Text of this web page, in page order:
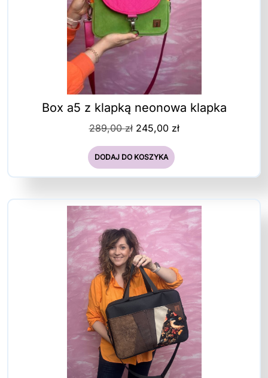
Box a5 z klapką neonowa klapka
289,00zł Pierwotna
wynosiła:
289,00 zł.
245,00 złAktualna
DODAJ DO KOSZYKA